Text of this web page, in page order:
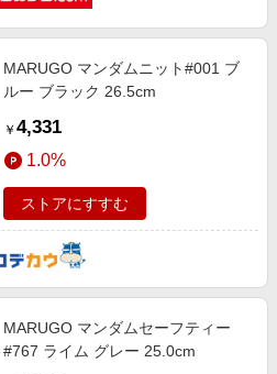
MARUGO マンダムニット#001 ブ
ルー ブラック 26.5cm
￥ 4,331
1.0%
ストアにすすむ
MARUGO マンダムセーフティー
#767 ライム グレー 25.0cm